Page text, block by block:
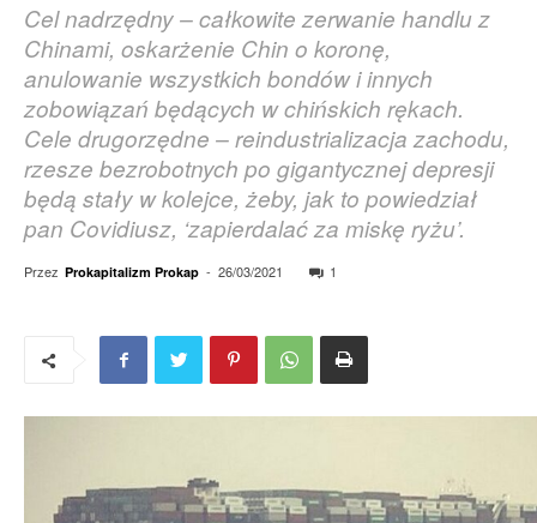
Cel nadrzędny – całkowite zerwanie handlu z
Chinami, oskarżenie Chin o koronę,
anulowanie wszystkich bondów i innych
zobowiązań będących w chińskich rękach.
Cele drugorzędne – reindustrializacja zachodu,
rzesze bezrobotnych po gigantycznej depresji
będą stały w kolejce, żeby, jak to powiedział
pan Covidiusz, ‘zapierdalać za miskę ryżu’.
Przez Prokapitalizm Prokap - 26/03/2021 1